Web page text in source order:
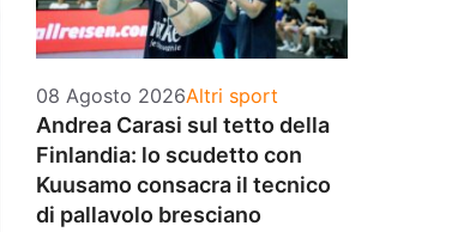
08 Agosto 2026Categorie
Altri sport
Andrea Carasi sul tetto della
Finlandia: lo scudetto con
Kuusamo consacra il tecnico
di pallavolo bresciano